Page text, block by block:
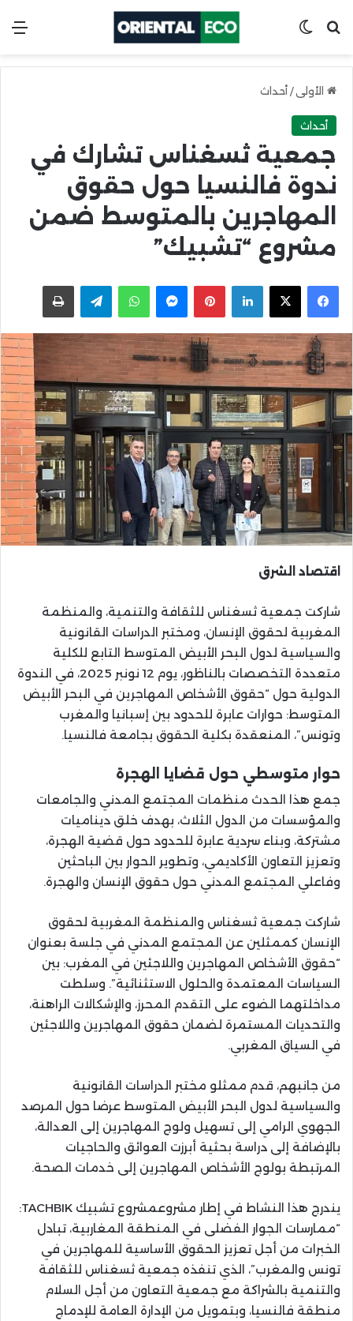
ابحث عنSwitch skin
الأولى / أحداث
أحداث
جمعية ثسغناس تشارك في
ندوة فالنسيا حول حقوق
المهاجرين بالمتوسط ضمن
مشروع “تشبيك”
Facebook
X
LinkedIn
Pinterest
Messenger
WhatsApp
Telegramاطبعها
اقتصاد الشرق
شاركت جمعية ثسغناس للثقافة والتنمية، والمنظمة
المغربية لحقوق الإنسان، ومختبر الدراسات القانونية
والسياسية لدول البحر الأبيض المتوسط التابع للكلية
متعددة التخصصات بالناظور، يوم 12 نونبر 2025، في الندوة
الدولية حول “حقوق الأشخاص المهاجرين في البحر الأبيض
المتوسط: حوارات عابرة للحدود بين إسبانيا والمغرب
وتونس”، المنعقدة بكلية الحقوق بجامعة فالنسيا.
حوار متوسطي حول قضايا الهجرة
جمع هذا الحدث منظمات المجتمع المدني والجامعات
والمؤسسات من الدول الثلاث، بهدف خلق ديناميات
مشتركة، وبناء سردية عابرة للحدود حول قضية الهجرة،
وتعزيز التعاون الأكاديمي، وتطوير الحوار بين الباحثين
وفاعلي المجتمع المدني حول حقوق الإنسان والهجرة.
شاركت جمعية ثسغناس والمنظمة المغربية لحقوق
الإنسان كممثلين عن المجتمع المدني في جلسة بعنوان
“حقوق الأشخاص المهاجرين واللاجئين في المغرب: بين
السياسات المعتمدة والحلول الاستثنائية”. وسلطت
مداخلتهما الضوء على التقدم المحرز، والإشكالات الراهنة،
والتحديات المستمرة لضمان حقوق المهاجرين واللاجئين
في السياق المغربي.
من جانبهم، قدم ممثلو مختبر الدراسات القانونية
والسياسية لدول البحر الأبيض المتوسط عرضا حول المرصد
الجهوي الرامي إلى تسهيل ولوج المهاجرين إلى العدالة،
بالإضافة إلى دراسة بحثية أبرزت العوائق والحاجيات
المرتبطة بولوج الأشخاص المهاجرين إلى خدمات الصحة.
يندرج هذا النشاط في إطار مشروعمشروع تشبيك TACHBIK:
“ممارسات الجوار الفضلى في المنطقة المغاربية، تبادل
الخبرات من أجل تعزيز الحقوق الأساسية للمهاجرين في
تونس والمغرب”، الذي تنفذه جمعية ثسغناس للثقافة
والتنمية بالشراكة مع جمعية التعاون من أجل السلام
منطقة فالنسيا، وبتمويل من الإدارة العامة للإدماج